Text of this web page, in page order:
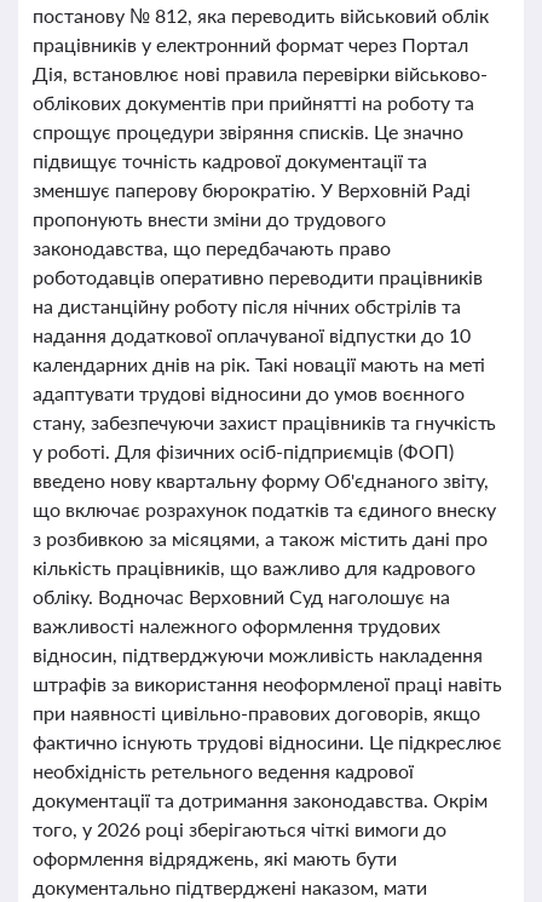
постанову № 812, яка переводить військовий облік
працівників у електронний формат через Портал
Дія, встановлює нові правила перевірки військово-
облікових документів при прийнятті на роботу та
спрощує процедури звіряння списків. Це значно
підвищує точність кадрової документації та
зменшує паперову бюрократію. У Верховній Раді
пропонують внести зміни до трудового
законодавства, що передбачають право
роботодавців оперативно переводити працівників
на дистанційну роботу після нічних обстрілів та
надання додаткової оплачуваної відпустки до 10
календарних днів на рік. Такі новації мають на меті
адаптувати трудові відносини до умов воєнного
стану, забезпечуючи захист працівників та гнучкість
у роботі. Для фізичних осіб-підприємців (ФОП)
введено нову квартальну форму Об'єднаного звіту,
що включає розрахунок податків та єдиного внеску
з розбивкою за місяцями, а також містить дані про
кількість працівників, що важливо для кадрового
обліку. Водночас Верховний Суд наголошує на
важливості належного оформлення трудових
відносин, підтверджуючи можливість накладення
штрафів за використання неоформленої праці навіть
при наявності цивільно-правових договорів, якщо
фактично існують трудові відносини. Це підкреслює
необхідність ретельного ведення кадрової
документації та дотримання законодавства. Окрім
того, у 2026 році зберігаються чіткі вимоги до
оформлення відряджень, які мають бути
документально підтверджені наказом, мати